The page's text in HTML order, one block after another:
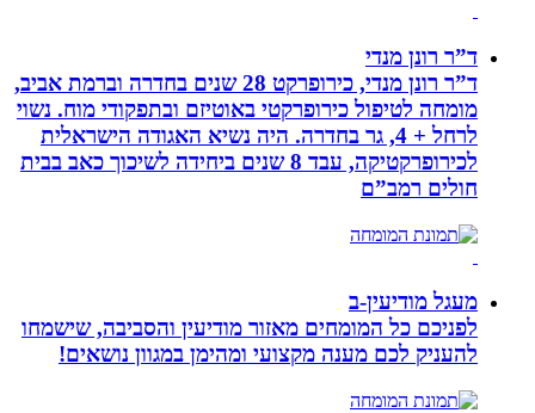
ד”ר רונן מנדי
ד”ר רונן מנדי, כירופרקט 28 שנים בחדרה וברמת אביב,
מומחה לטיפול כירופרקטי באוטיזם ובתפקודי מוח. נשוי
לרחל + 4, גר בחדרה. היה נשיא האגודה הישראלית
לכירופרקטיקה, עבד 8 שנים ביחידה לשיכוך כאב בבית
חולים רמב”ם
מעגל מודיעין-ב
לפניכם כל המומחים מאזור מודיעין והסביבה, שישמחו
להעניק לכם מענה מקצועי ומהימן במגוון נושאים!